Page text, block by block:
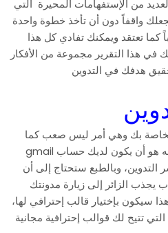
من الإستفهامات المحيرة التي
واقفاً دون أن تأخذ خطوة واحدة
كما تعتقد ويمكنك تفادي كل هذا
في هذا التقرير مجموعة من الأفكار
هدفك في التدوين
بك وهي أمر ليس صعب كما
يعلمه الكثيرين فكل ما عليك فعله هو أن يكون لديك حساب gmail
التدوين، وبالطبع ستحتاج إلى أن
الزائر إلى زيارة مدونتك
سيكون بإختيار قالب إحترافي لها،
تتيح لك قوالب إحترافية مجانية